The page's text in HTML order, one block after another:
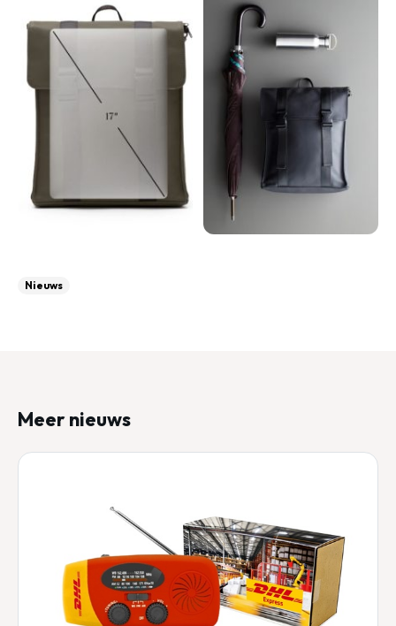
Nieuws
Meer nieuws